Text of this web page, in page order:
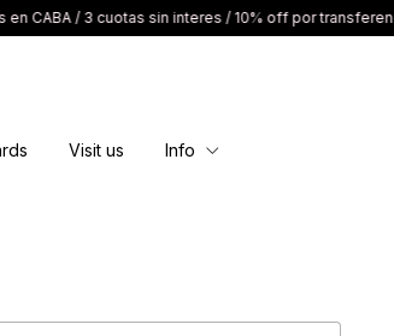
CABA / 3 cuotas sin interes / 10% off por transferencia
Visit us Info